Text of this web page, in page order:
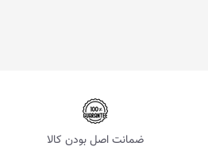
ضمانت اصل بودن کالا